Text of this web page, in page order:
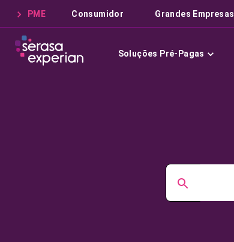
PME Consumidor Grandes Empresas
Soluções Pré-Pagas